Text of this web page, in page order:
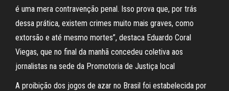
é uma mera contravenção penal. Isso prova que, por trás
dessa prática, existem crimes muito mais graves, como
extorsão e até mesmo mortes”, destaca Eduardo Coral
Viegas, que no final da manhã concedeu coletiva aos
jornalistas na sede da Promotoria de Justiça local
A proibição dos jogos de azar no Brasil foi estabelecida por